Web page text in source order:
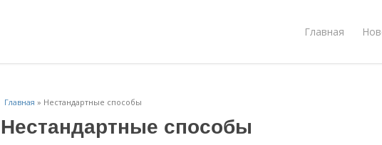
Главная
Главная » Нестандартные способы
Нестандартные способы